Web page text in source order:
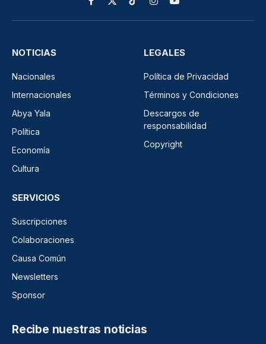
Facebook
X
(Twitter)
TikTokInstagramYouTube
NOTICIAS
Nacionales
Internacionales
Abya Yala
Política
Economía
Cultura
LEGALES
Política de Privacidad
Términos y Condiciones
Descargos de
responsabilidad
Copyright
SERVICIOS
Suscripciones
Colaboraciones
Causa Común
Newsletters
Sponsor
Recibe nuestras noticias